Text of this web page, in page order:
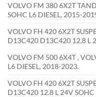
VOLVO FM 380 6X2T
SOHC L6 DIESEL, 2015-
VOLVO FH 420 6X2T
D13C420 D13C420 12,8 L
VOLVO FM 500 6X4T ,
L6 DIESEL, 2018-2023.
VOLVO FH 420 6X2T
D13C420 12.8 L 24V